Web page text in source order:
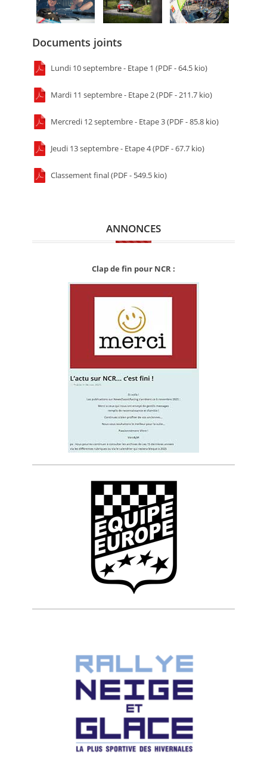
Documents joints
Lundi 10 septembre - Etape 1 (PDF - 64.5 kio)
Mardi 11 septembre - Etape 2 (PDF - 211.7 kio)
Mercredi 12 septembre - Etape 3 (PDF - 85.8 kio)
Jeudi 13 septembre - Etape 4 (PDF - 67.7 kio)
Classement final (PDF - 549.5 kio)
ANNONCES
Clap de fin pour NCR :